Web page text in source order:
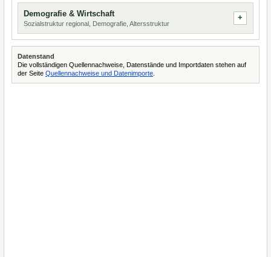
Demografie & Wirtschaft
Sozialstruktur regional, Demografie, Altersstruktur
Datenstand
Die vollständigen Quellennachweise, Datenstände und Importdaten stehen auf
der Seite Quellennachweise und Datenimporte